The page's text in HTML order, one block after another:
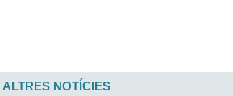
ALTRES NOTÍCIES